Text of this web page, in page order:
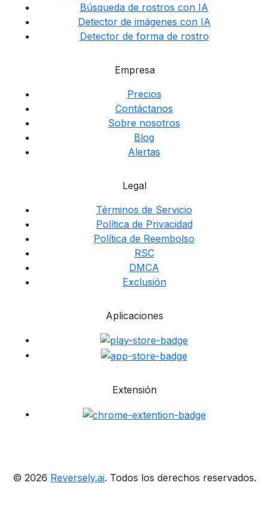
Empresa
Precios
Contáctanos
Sobre nosotros
Blog
Alertas
Búsqueda de rostros con IA
Detector de imágenes con IA
Detector de forma de rostro
Legal
Términos de Servicio
Política de Privacidad
Política de Reembolso
RSC
DMCA
Exclusión
Aplicaciones
Extensión
© 2026 Reversely.ai. Todos los derechos reservados.